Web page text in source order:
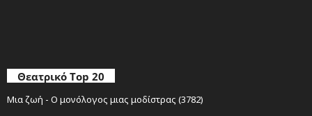
Θεατρικό Top 20
Μια ζωή - Ο μονόλογος μιας μοδίστρας (3782)